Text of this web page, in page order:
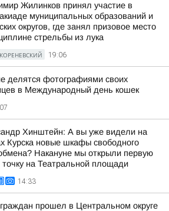
Жилинков принял участие в
муниципальных образований и
округов, где занял призовое место
стрельбы из лука
КОРЕНЕВСКИЙ 19:06
делятся фотографиями своих
в Международный день кошек
Хинштейн: А вы уже видели на
Курска новые шкафы свободного
Накануне мы открыли первую
точку на Театральной площади
14:33
прошел в Центральном округе